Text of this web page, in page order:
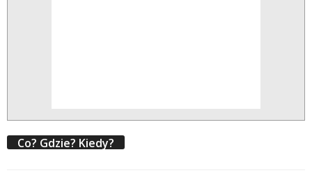
Co? Gdzie? Kiedy?